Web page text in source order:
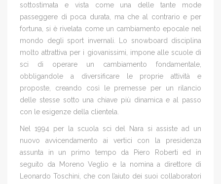
sottostimata e vista come una delle tante mode
passeggere di poca durata, ma che al contrario e per
fortuna, si è rivelata come un cambiamento epocale nel
mondo degli sport invernali. Lo snowboard disciplina
molto attrattiva per i giovanissimi, impone alle scuole di
sci di operare un cambiamento fondamentale,
obbligandole a diversificare le proprie attività e
proposte, creando così le premesse per un rilancio
delle stesse sotto una chiave più dinamica e al passo
con le esigenze della clientela.
Nel 1994 per la scuola sci del Nara si assiste ad un
nuovo avvicendamento ai vertici con la presidenza
assunta in un primo tempo da Piero Roberti ed in
seguito da Moreno Veglio e la nomina a direttore di
Leonardo Toschini, che con l’aiuto dei suoi collaboratori